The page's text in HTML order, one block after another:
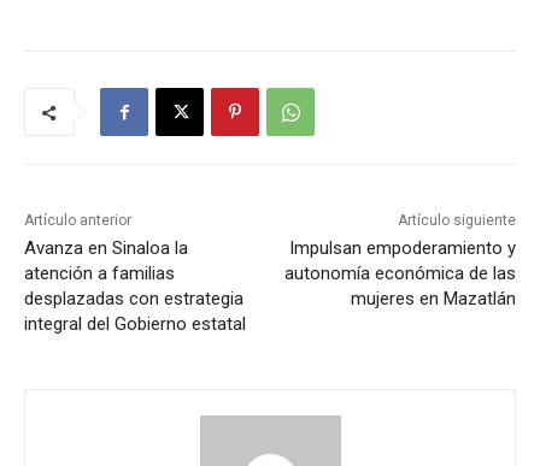
Artículo anterior
Avanza en Sinaloa la
atención a familias
desplazadas con estrategia
integral del Gobierno estatal
Artículo siguiente
Impulsan empoderamiento y
autonomía económica de las
mujeres en Mazatlán